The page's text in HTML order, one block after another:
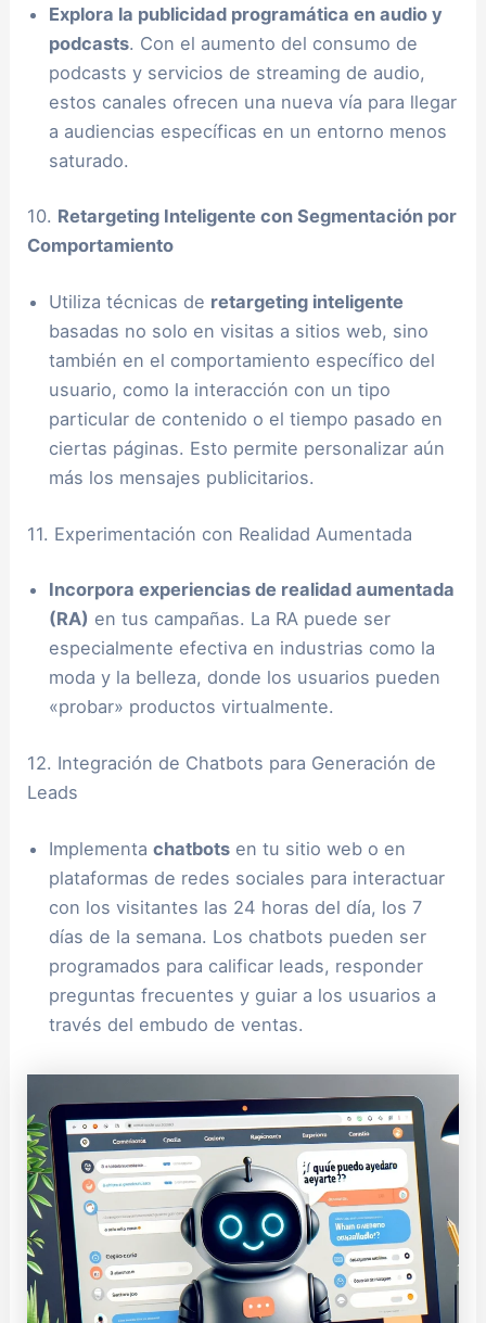
Explora la publicidad programática en audio y
podcasts. Con el aumento del consumo de
podcasts y servicios de streaming de audio,
estos canales ofrecen una nueva vía para llegar
a audiencias específicas en un entorno menos
saturado.
10. Retargeting Inteligente con Segmentación por
Comportamiento
Utiliza técnicas de retargeting inteligente
basadas no solo en visitas a sitios web, sino
también en el comportamiento específico del
usuario, como la interacción con un tipo
particular de contenido o el tiempo pasado en
ciertas páginas. Esto permite personalizar aún
más los mensajes publicitarios.
11. Experimentación con Realidad Aumentada
Incorpora experiencias de realidad aumentada
(RA) en tus campañas. La RA puede ser
especialmente efectiva en industrias como la
moda y la belleza, donde los usuarios pueden
«probar» productos virtualmente.
12. Integración de Chatbots para Generación de
Leads
Implementachatbots en tu sitio web o en
plataformas de redes sociales para interactuar
con los visitantes las 24 horas del día, los 7
días de la semana. Los chatbots pueden ser
programados para calificar leads, responder
preguntas frecuentes y guiar a los usuarios a
través del embudo de ventas.